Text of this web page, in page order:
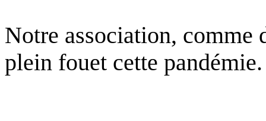
Notre association, comme
plein fouet cette pandémie.